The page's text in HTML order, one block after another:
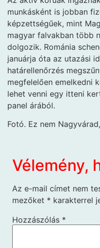
munkásként is jobban
képzettségűek, mint
magyar falvakban több
dolgozik. Románia
januárja óta az utazási
határellenőrzés
megfelelően emelkedni
lehet venni egy itteni
panel árából.
Fotó. Ez nem
Vélemény,
Az e-mail címet nem
mezőket * karakterrel
Hozzászólás *